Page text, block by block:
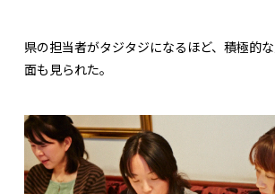
県の担当者がタジタジになるほど、積極的
面も見られた。